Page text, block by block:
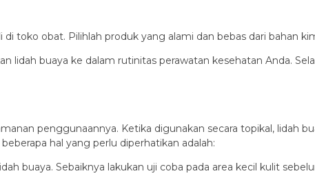
toko obat. Pilihlah produk yang alami dan bebas dari bahan
lidah buaya ke dalam rutinitas perawatan kesehatan Anda.
penggunaannya. Ketika digunakan secara topikal, lidah
hal yang perlu diperhatikan adalah:
buaya. Sebaiknya lakukan uji coba pada area kecil kulit